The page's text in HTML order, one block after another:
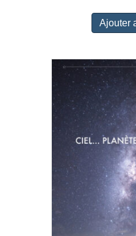
Ajouter